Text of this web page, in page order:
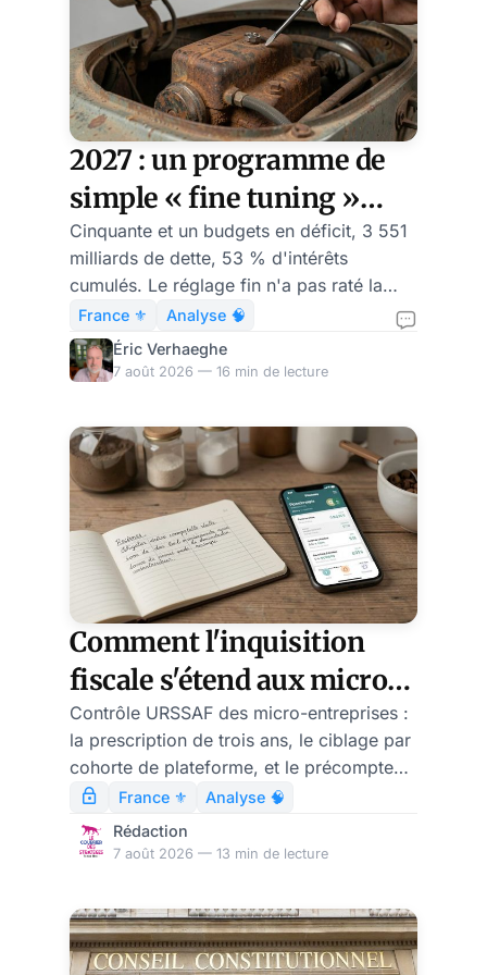
était l'invité de L'Heure
de Vérité, la célèbre
émission politique de
l'époque. Depuis lors,
nous avons affaire à un
feuilleton ininterrompu
d'épisodes, dont l'anal
2027 : un programme de
simple « fine tuning »
socio-économique
suffira-t-il à relever la
France ?
Cinquante et un budgets en déficit, 3 551
milliards de dette, 53 % d'intérêts
cumulés. Le réglage fin n'a pas raté la
trajectoire française : il est la trajectoire.
France ⚜️
Analyse 🧠
Éric Verhaeghe
7 août 2026 — 16 min de lecture
Comment l'inquisition
fiscale s'étend aux micro-
entrepreneurs
Contrôle URSSAF des micro-entreprises :
la prescription de trois ans, le ciblage par
cohorte de plateforme, et le précompte
obligatoire au 1er janvier 2027.
France ⚜️
Analyse 🧠
Rédaction
7 août 2026 — 13 min de lecture